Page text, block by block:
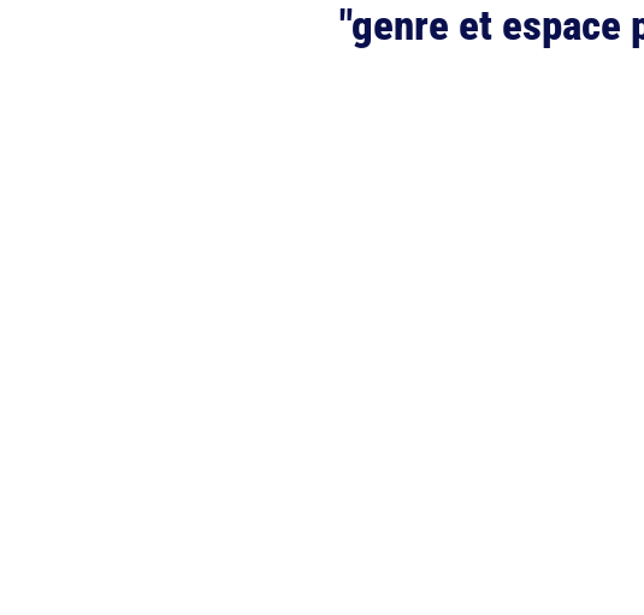
Environnement Europe Evénement
"genre et espace